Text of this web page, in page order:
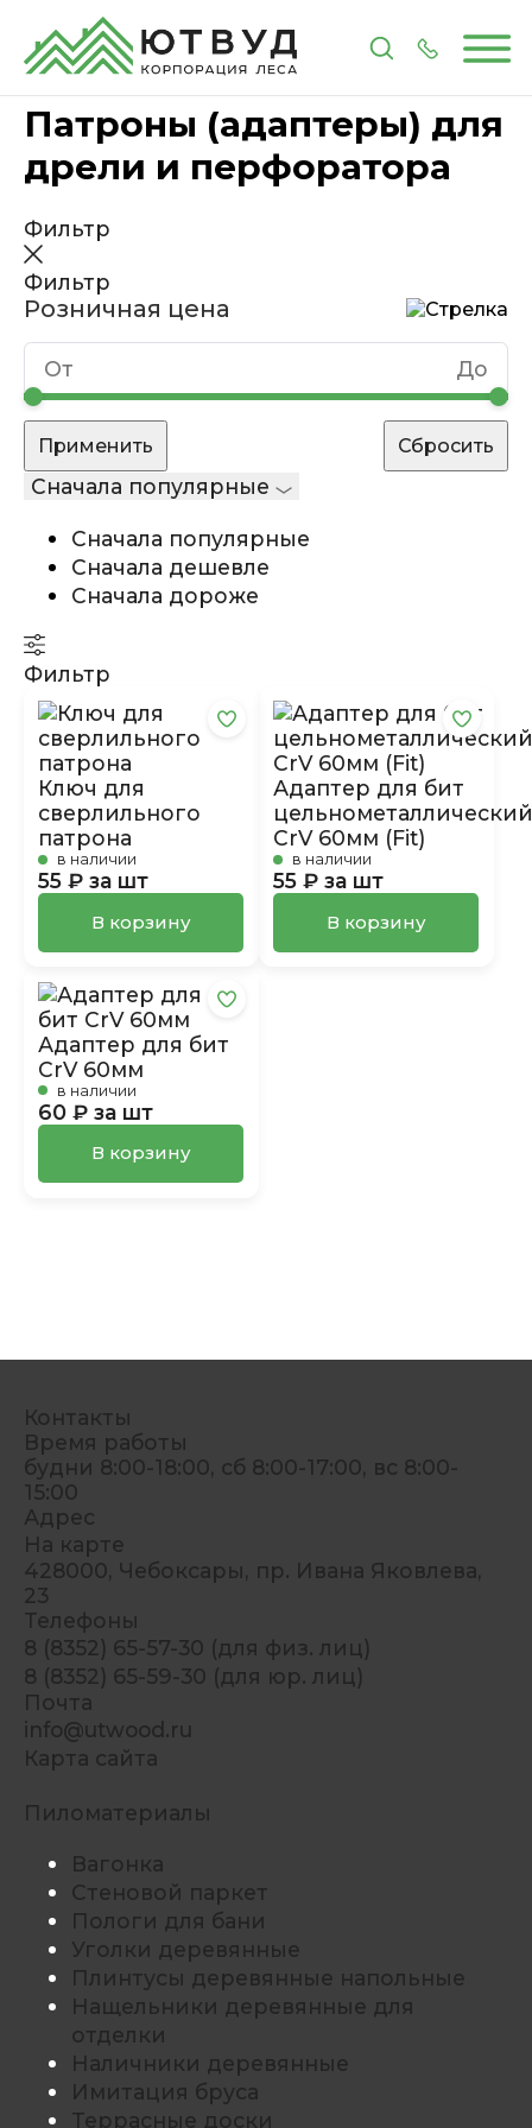
ГлавнаяКаталогИнструменты и расходные
Патроны (адаптеры) для
дрели и перфоратора
Фильтр
Фильтр
Розничная цена
Сначала популярные
Сначала популярные
Сначала дешевле
Сначала дороже
Фильтр
Ключ для
сверлильного
патрона
в наличии
55 ₽ за шт
В корзину
Адаптер для бит
CrV 60мм (Fit)
в наличии
55 ₽ за шт
В корзину
Адаптер для бит
CrV 60мм
в наличии
60 ₽ за шт
В корзину
Контакты
Время работы
будни 8:00-18:00, сб 8:00-17:00, вс 8:00-
15:00
Адрес
На карте
428000, Чебоксары, пр. Ивана Яковлева,
23
Телефоны
8 (8352) 65-57-30 (для физ. лиц)
8 (8352) 65-59-30 (для юр. лиц)
Почта
info@utwood.ru
Карта сайта
Пиломатериалы
Вагонка
Стеновой паркет
Пологи для бани
Уголки деревянные
Плинтусы деревянные напольные
Нащельники деревянные для
отделки
Наличники деревянные
Имитация бруса
Террасные доски